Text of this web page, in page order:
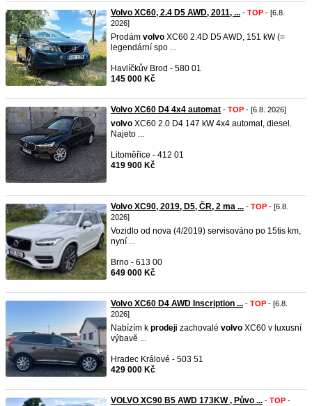
Volvo XC60, 2.4 D5 AWD, 2011, ... - TOP - [6.8.
2026]
Prodám volvo XC60 2.4D D5 AWD, 151 kW (=
legendární spo ...
Havlíčkův Brod - 580 01
145 000 Kč
Volvo XC60 D4 4x4 automat - TOP - [6.8. 2026]
volvo XC60 2.0 D4 147 kW 4x4 automat, diesel.
Najeto ...
Litoměřice - 412 01
419 900 Kč
Volvo XC90, 2019, D5, ČR, 2 ma ... - TOP - [6.8.
2026]
Vozidlo od nova (4/2019) servisováno po 15tis km,
nyní ...
Brno - 613 00
649 000 Kč
Volvo XC60 D4 AWD Inscription ... - TOP - [6.8.
2026]
Nabízím k prodeji zachovalé volvo XC60 v luxusní
výbavě ...
Hradec Králové - 503 51
429 000 Kč
VOLVO XC90 B5 AWD 173KW , Půvo ... - TOP -